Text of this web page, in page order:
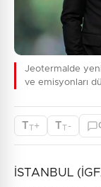
Jeotermalde
ve emisyonları
TT+ TT -
İSTANBUL